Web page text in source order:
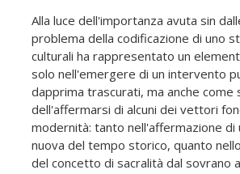
Alla luce dell'importanza avuta sin
problema della codificazione di uno
culturali ha rappresentato un
solo nell'emergere di un intervento
dapprima trascurati, ma anche come
dell'affermarsi di alcuni dei vettori
modernità: tanto nell'affermazione di
nuova del tempo storico, quanto
del concetto di sacralità dal sovrano